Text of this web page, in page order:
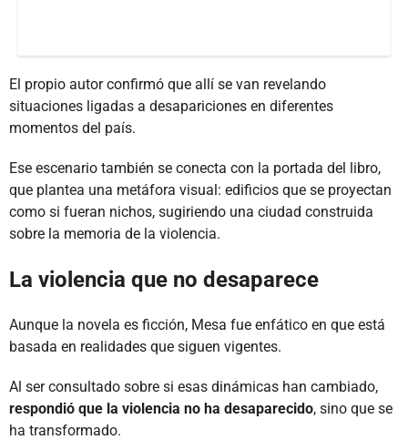
El propio autor confirmó que allí se van revelando
situaciones ligadas a desapariciones en diferentes
momentos del país.
Ese escenario también se conecta con la portada del libro,
que plantea una metáfora visual: edificios que se proyectan
como si fueran nichos, sugiriendo una ciudad construida
sobre la memoria de la violencia.
La violencia que no desaparece
Aunque la novela es ficción, Mesa fue enfático en que está
basada en realidades que siguen vigentes.
Al ser consultado sobre si esas dinámicas han cambiado,
respondió que la violencia no ha desaparecido, sino que se
ha transformado.